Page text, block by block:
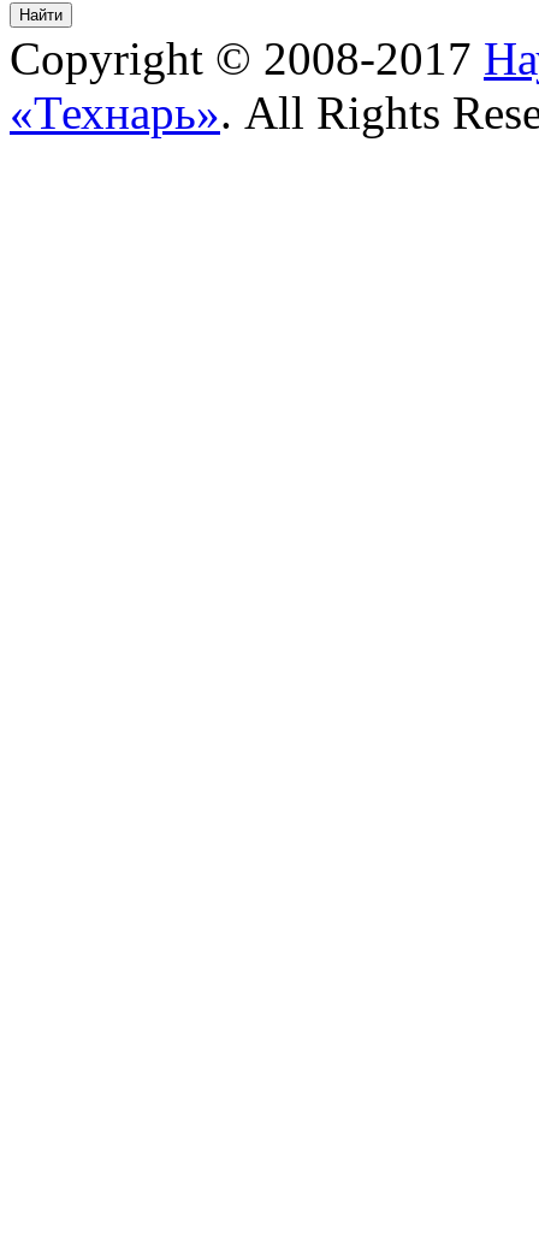
Copyright © 2008-2017
«Технарь». All Rights